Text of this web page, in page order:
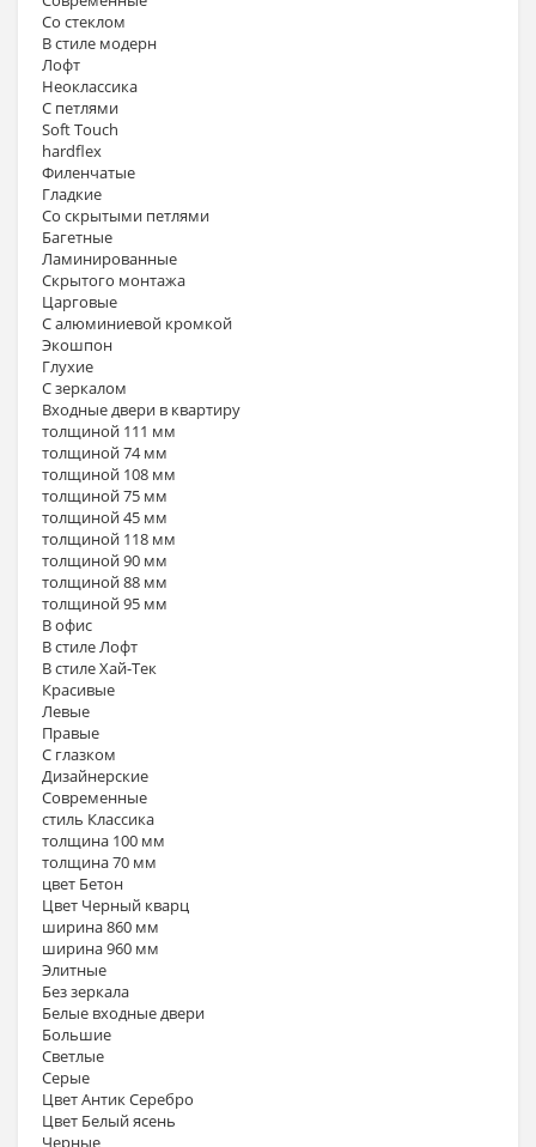
Со стеклом
В стиле модерн
Лофт
Неоклассика
С петлями
Soft Touch
hardflex
Филенчатые
Гладкие
Со скрытыми петлями
Багетные
Ламинированные
Скрытого монтажа
Царговые
С алюминиевой кромкой
Экошпон
Глухие
С зеркалом
Входные двери в квартиру
толщиной 111 мм
толщиной 74 мм
толщиной 108 мм
толщиной 75 мм
толщиной 45 мм
толщиной 118 мм
толщиной 90 мм
толщиной 88 мм
толщиной 95 мм
В офис
В стиле Лофт
В стиле Хай-Тек
Красивые
Левые
Правые
С глазком
Дизайнерские
Современные
стиль Классика
толщина 100 мм
толщина 70 мм
цвет Бетон
Цвет Черный кварц
ширина 860 мм
ширина 960 мм
Элитные
Без зеркала
Белые входные двери
Большие
Светлые
Серые
Цвет Антик Серебро
Цвет Белый ясень
Черные